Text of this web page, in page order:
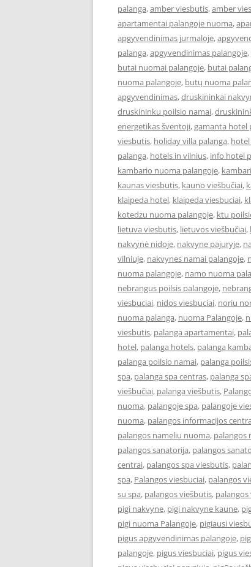
palanga,amber viesbutis,amber
apartamentai palangoje nuoma,
apgyvendinimas jurmaloje,
palanga,apgyvendinimas palangoje,
butai nuomai palangoje, butai
nuoma palangoje, butų nuoma
apgyvendinimas,druskininkai
druskininku poilsio namai,
energetikas šventoji,gamanta hotel
viesbutis, holiday villa palanga,
palanga, hotels in vilnius, info hotel
kambario nuoma palangoje,
kaunas viesbutis, kauno viešbučiai,
klaipeda hotel, klaipeda viesbuciai,
kotedzu nuoma palangoje, ktu
lietuva viesbutis, lietuvos viešbučiai,
nakvynė nidoje, nakvyne pajuryje,
vilniuje, nakvynes namai palangoje,
nuoma palangoje, namo nuoma
nebrangus poilsis palangoje,
viesbuciai, nidos viesbuciai, noriu
nuoma palanga, nuoma Palangoje,
viesbutis, palanga apartamentai,
hotel, palanga hotels, palanga
palanga poilsio namai, palanga
spa, palanga spa centras, palanga
viešbučiai, palanga viešbutis,
nuoma, palangoje spa, palangoje
nuoma, palangos informacijos
palangos nameliu nuoma, palangos
palangos sanatorija, palangos
centrai, palangos spa viesbutis,
spa, Palangos viesbuciai, palangos
su spa, palangos viešbutis,
pigi nakvyne, pigi nakvyne kaune,
pigi nuoma Palangoje, pigiausi
pigus apgyvendinimas palangoje,
palangoje, pigus viesbuciai, pigus